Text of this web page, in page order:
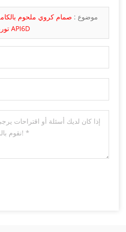
موضوع :
900 رطل BW LF2 توربيني API6D